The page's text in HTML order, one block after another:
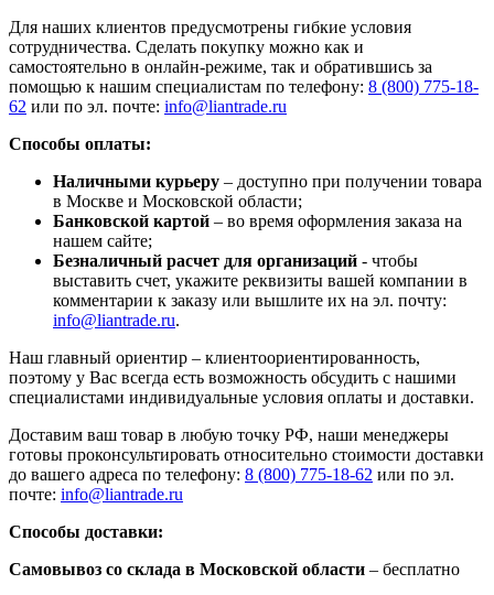
Для наших клиентов предусмотрены гибкие условия
сотрудничества. Сделать покупку можно как и
самостоятельно в онлайн-режиме, так и обратившись за
помощью к нашим специалистам по телефону: 8 (800) 775-18-
62 или по эл. почте: info@liantrade.ru
Способы оплаты:
Наличными курьеру – доступно при получении товара
в Москве и Московской области;
Банковской картой – во время оформления заказа на
нашем сайте;
Безналичный расчет для организаций - чтобы
выставить счет, укажите реквизиты вашей компании в
комментарии к заказу или вышлите их на эл. почту:
info@liantrade.ru.
Наш главный ориентир – клиентоориентированность,
поэтому у Вас всегда есть возможность обсудить с нашими
специалистами индивидуальные условия оплаты и доставки.
Доставим ваш товар в любую точку РФ, наши менеджеры
готовы проконсультировать относительно стоимости доставки
до вашего адреса по телефону: 8 (800) 775-18-62 или по эл.
почте: info@liantrade.ru
Способы доставки:
Самовывоз со склада в Московской области – бесплатно